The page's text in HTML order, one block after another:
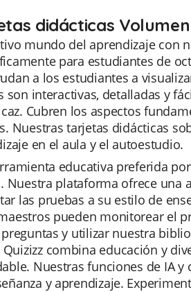
didácticas
mundo del aprendizaje con
para estudiantes de
a los estudiantes a
son interactivas, detalladas y
Cubren los aspectos
Nuestras tarjetas didácticas
en el aula y el autoestudio.
educativa preferida
Nuestra plataforma ofrece
las pruebas a su estilo de
pueden monitorear el
y utilizar nuestra
combina educación y
Nuestras funciones de IA
y aprendizaje.